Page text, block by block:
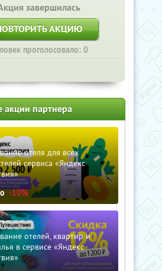
завершилась
АКЦИЮ
проголосовало: 0
акции партнера
отеля для всех
сервиса «Яндекс
-10%
отелей, квартир и
в сервисе «Яндекс